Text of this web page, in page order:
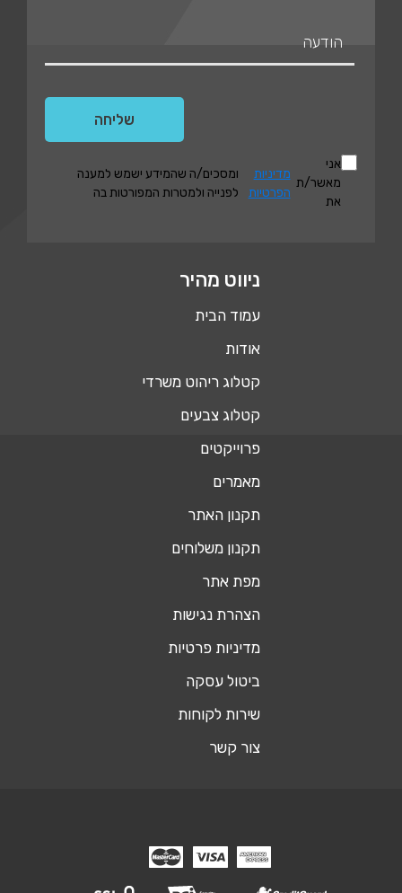
אני
מאשר/ת
את
מדיניות
הפרטיות
ומסכים/ה שהמידע ישמש למענה
לפנייה ולמטרות המפורטות בה
ניווט מהיר
עמוד הבית
אודות
קטלוג ריהוט משרדי
קטלוג צבעים
פרוייקטים
מאמרים
תקנון האתר
תקנון משלוחים
מפת אתר
הצהרת נגישות
מדיניות פרטיות
ביטול עסקה
שירות לקוחות
צור קשר